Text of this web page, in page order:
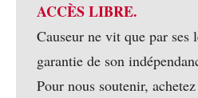
ACCÈS LIBRE.
Causeur ne vit que par ses
garantie de son
Pour nous soutenir,